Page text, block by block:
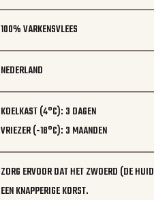
100% VARKENSVLEES
NEDERLAND
KOELKAST (4°C): 3 DAGEN
VRIEZER (-18°C): 3 MAANDEN
ZORG ERVOOR DAT HET ZWOERD (DE
EEN KNAPPERIGE KORST.